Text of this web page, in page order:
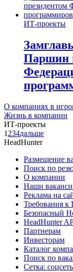
ИТ-проекты
Паршин
О компаниях в
Жизнь в компании
ИТ-проекты
1 234дальше
HeadHunter
Размещение
Поиск по
О компании
Наши
Реклама на
Требования
Безопасный
HeadHunter
Партнерам
Инвесторам
Каталог
Поиск по
Сетка: